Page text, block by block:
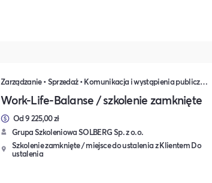
Zarządzanie • Sprzedaż • Komunikacja i wystąpienia publiczne • Rozwój osobisty • Turystyka i podróże • Wydarzenia zamknięte • Marketing • Biznes i Przedsiędsiębiorczość • Nauka i Edukacja • Polityka i Gospodarka • Dieta, Odżywianie i Degustacje • IT i Nowe technologie
Work-Life-Balanse / szkolenie zamknięte
Od 9 225,00 zł
Grupa Szkoleniowa SOLBERG Sp. z o.o.
Szkolenie zamknięte / miejsce do ustalenia z Klientem Do
ustalenia